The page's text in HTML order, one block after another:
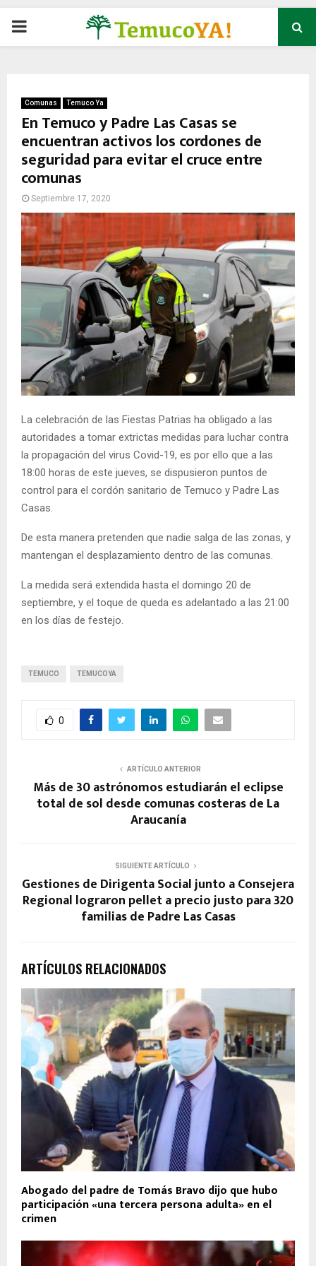
P
M
A
R
Y
N
Comunas Temuco Ya
En Temuco y Padre Las Casas se
encuentran activos los cordones de
seguridad para evitar el cruce entre
comunas
Septiembre 17, 2020
La celebración de las Fiestas Patrias ha obligado a las
autoridades a tomar extrictas medidas para luchar contra
la propagación del virus Covid-19, es por ello que a las
18:00 horas de este jueves, se dispusieron puntos de
control para el cordón sanitario de Temuco y Padre Las
Casas.
De esta manera pretenden que nadie salga de las zonas, y
mantengan el desplazamiento dentro de las comunas.
La medida será extendida hasta el domingo 20 de
septiembre, y el toque de queda es adelantado a las 21:00
en los días de festejo.
TEMUCO TEMUCOYA
0
ARTÍCULO ANTERIOR
Más de 30 astrónomos estudiarán el eclipse
total de sol desde comunas costeras de La
Araucanía
SIGUIENTE ARTÍCULO
Gestiones de Dirigenta Social junto a Consejera
Regional lograron pellet a precio justo para 320
familias de Padre Las Casas
ARTÍCULOS RELACIONADOS
Abogado del padre de Tomás Bravo dijo que hubo
participación «una tercera persona adulta» en el
crimen